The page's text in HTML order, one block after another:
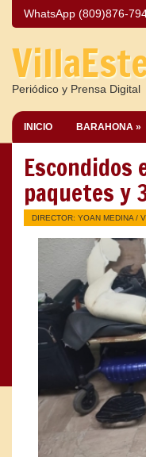
WhatsApp (809)876-
Periódico y Prensa Digital
INICIO BARAHONA »
Escondidos
paquetes y
DIRECTOR: YOAN MEDINA /